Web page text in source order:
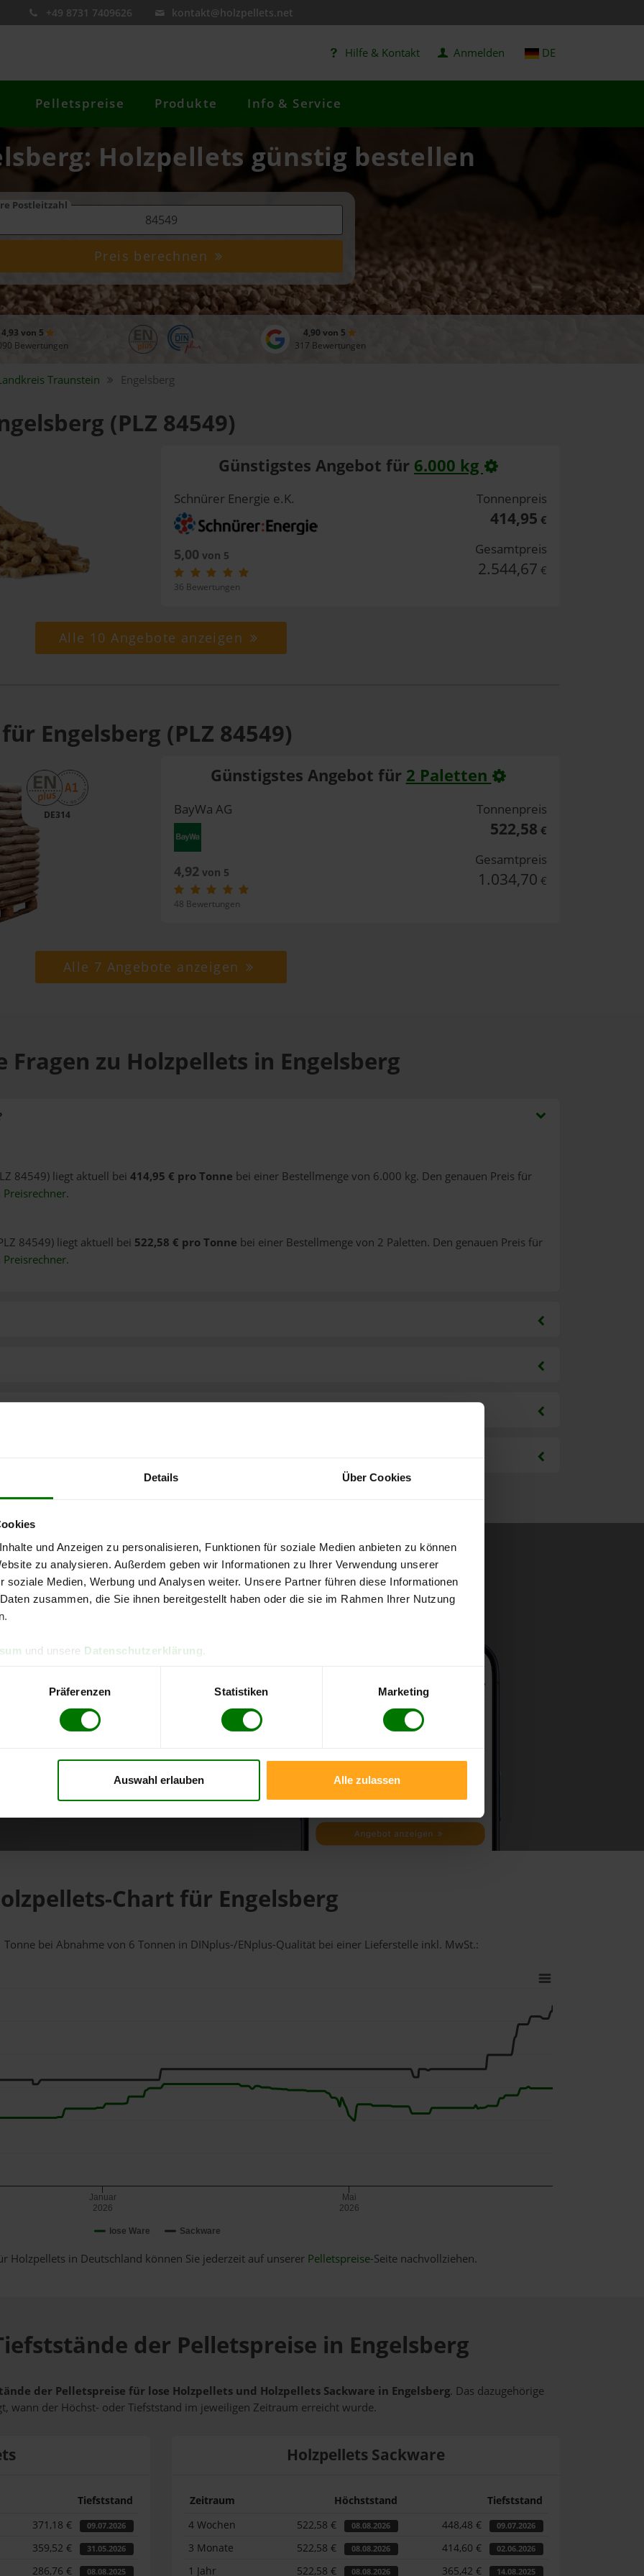
Details Über Cookies
und Anzeigen zu personalisieren, Funktionen für soziale Medien anbieten zu können
zu analysieren. Außerdem geben wir Informationen zu Ihrer Verwendung unserer
soziale Medien, Werbung und Analysen weiter. Unsere Partner führen diese Informationen
zusammen, die Sie ihnen bereitgestellt haben oder die sie im Rahmen Ihrer Nutzung
und unsere Datenschutzerklärung
Präferenzen Statistiken Marketing
Auswahl erlauben Alle zulassen
+49 8731 7409626 kontakt@holzpellets.net
Hilfe & Kontakt Anmelden DE
Pelletspreise Produkte Info & Service
Holzpellets günstig bestellen
Postleitzahl
Preis berechnen
4,93 von 5
Bewertungen
4,90 von 5
317 Bewertungen
Traunstein Engelsberg
(PLZ 84549)
Günstigstes Angebot für 6.000 kg
Schnürer Energie e.K.
5,00 von 5
36 Bewertungen
Tonnenpreis
414,95 €
Gesamtpreis
2.544,67 €
Alle 10 Angebote anzeigen
Engelsberg (PLZ 84549)
DE314
Günstigstes Angebot für 2 Paletten
BayWa AG
4,92von 5
48 Bewertungen
Tonnenpreis
522,58 €
Gesamtpreis
1.034,70 €
Alle 7 Angebote anzeigen
Fragen zu Holzpellets in Engelsberg
84549) liegt aktuell bei 414,95 € pro Tonne bei einer Bestellmenge von 6.000 kg. Den genauen Preis für
Preisrechner.
84549) liegt aktuell bei 522,58 € pro Tonne bei einer Bestellmenge von 2 Paletten. Den genauen Preis für
Preisrechner.
kostenlose
direkt online bestellen
aktuellen Stand
Chart für Engelsberg
Tonne bei Abnahmevon 6 Tonnen in DINplus-/ENplus-Qualität bei einer Lieferstelle inkl. MwSt.:
lose Ware Sackware
Januar
2026
Mai
2026
Holzpellets in Deutschland können Sie jederzeit auf unserer Pelletspreise-Seite nachvollziehen.
der Pelletspreise in Engelsberg
der Pelletspreise für lose Holzpellets und Holzpellets Sackware in Engelsberg. Das dazugehörige
wann der Höchst- oder Tiefststand im jeweiligen Zeitraum erreicht wurde.
Tiefststand
371,18 € 09.07.2026
359,52 € 31.05.2026
286,76 € 08.08.2025
Holzpellets Sackware
Zeitraum Höchststand
Tiefststand
4 Wochen
522,58 € 08.08.2026 448,48 € 09.07.2026
3 Monate 522,58 € 08.08.2026 414,60 € 02.06.2026
1 Jahr 522,58 € 08.08.2026 365,42 € 14.08.2025